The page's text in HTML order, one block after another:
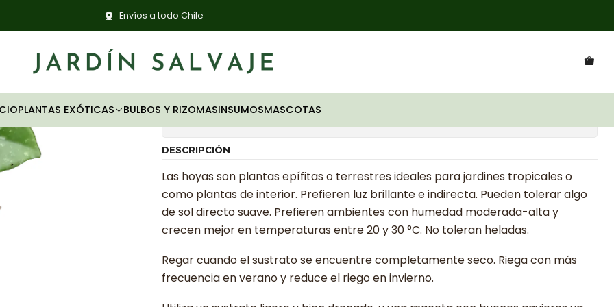
PLANTAS EXÓTICAS BULBOS Y RIZOMASINSUMOSMASCOTAS
Envíos a todo Chile
Plantas exóticas Hoyas Hoya pubicalyx 'silver pink'
|
Hoya pubicalyx 'silver pink'
DESCRIPCIÓN
Las hoyas son plantas epífitas o terrestres ideales para jardines tropicales o
como plantas de interior. Prefieren luz brillante e indirecta. Pueden tolerar algo
de sol directo suave. Prefieren ambientes con humedad moderada-alta y
crecen mejor en temperaturas entre 20 y 30 °C. No toleran heladas.
Regar cuando el sustrato se encuentre completamente seco. Riega con más
frecuencia en verano y reduce el riego en invierno.